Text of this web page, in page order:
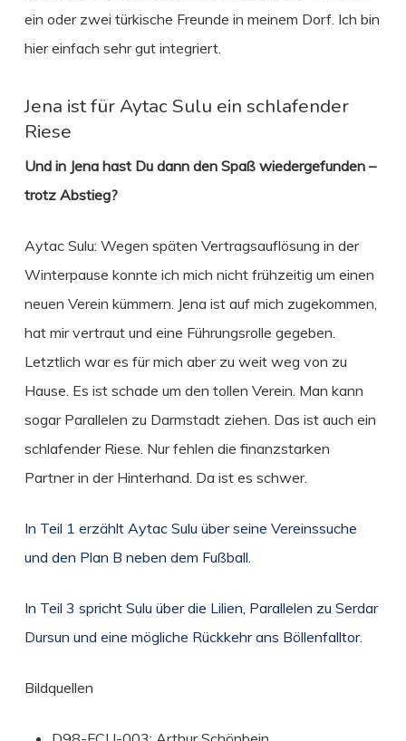
ein oder zwei türkische Freunde in meinem Dorf. Ich bin
hier einfach sehr gut integriert.
Jena ist für Aytac Sulu ein schlafender
Riese
Und in Jena hast Du dann den Spaß wiedergefunden –
trotz Abstieg?
Aytac Sulu: Wegen späten Vertragsauflösung in der
Winterpause konnte ich mich nicht frühzeitig um einen
neuen Verein kümmern. Jena ist auf mich zugekommen,
hat mir vertraut und eine Führungsrolle gegeben.
Letztlich war es für mich aber zu weit weg von zu
Hause. Es ist schade um den tollen Verein. Man kann
sogar Parallelen zu Darmstadt ziehen. Das ist auch ein
schlafender Riese. Nur fehlen die finanzstarken
Partner in der Hinterhand. Da ist es schwer.
In Teil 1 erzählt Aytac Sulu über seine Vereinssuche
und den Plan B neben dem Fußball.
In Teil 3 spricht Sulu über die Lilien, Parallelen zu Serdar
Dursun und eine mögliche Rückkehr ans Böllenfalltor.
Bildquellen